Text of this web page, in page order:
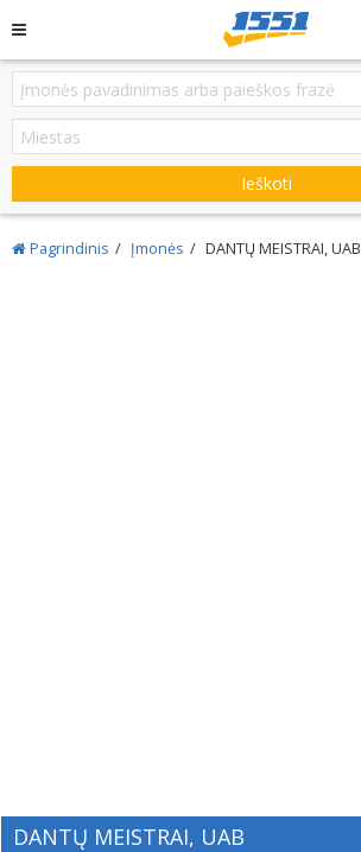
Ieškoti
Pagrindinis Įmonės DANTŲ MEISTRAI, UAB
DANTŲ MEISTRAI, UAB